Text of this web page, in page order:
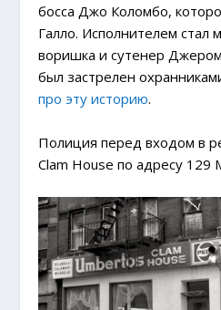
босса Джо Коломбо,
Галло. Исполнителем стал
воришка и сутенер
был застрелен
про эту историю.
Полиция перед входом в
Clam House по адресу 129